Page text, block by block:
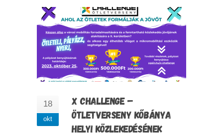
18
okt
X CHALLENGE –
ÖTLETVERSENY KŐBÁNYA
HELYI KÖZLEKEDÉSÉNEK